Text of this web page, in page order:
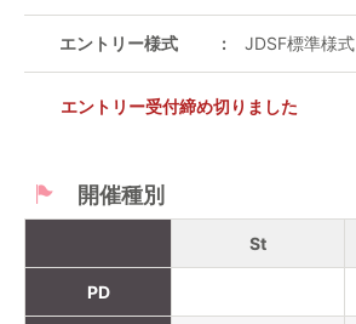
エントリー様式 JDSF標準様式
エントリー受付締め切りました
開催種別
PD
St